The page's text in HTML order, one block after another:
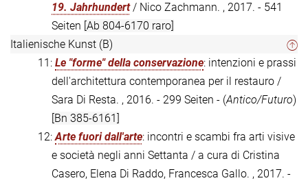
19. Jahrhundert/ Nico Zachmann. , 2017. - 541
Seiten [Ab 804-6170 raro]
Italienische Kunst (B)
11: Le "forme" della conservazione: intenzioni e prassi
dell'architettura contemporanea per il restauro /
Sara Di Resta. , 2016. - 299 Seiten - (Antico/Futuro)
[Bn 385-6161]
12:Arte fuori dall'arte: incontri e scambi fra arti visive
e società negli anni Settanta / a cura di Cristina
Casero, Elena Di Raddo, Francesca Gallo. , 2017. -